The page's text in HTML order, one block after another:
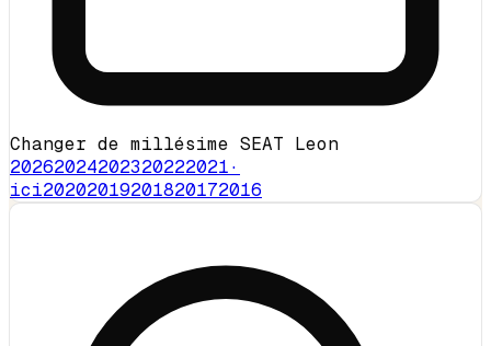
Changer de millésime SEAT Leon
20262024202320222021·
ici20202019201820172016